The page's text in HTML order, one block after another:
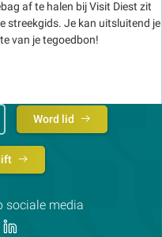
af te halen bij Visit Diest zit
streekgids. Je kan uitsluitend je
van je tegoedbon!
Word lid
sociale media
Volg